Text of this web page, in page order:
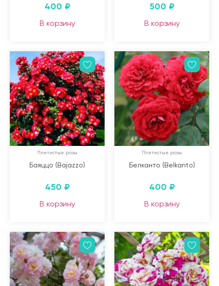
400 ₽
В корзину
500 ₽
В корзину
Плетистые розы
Баяццо (Bajazzo)
450 ₽
В корзину
Плетистые розы
Белканто (Belkanto)
400 ₽
В корзину